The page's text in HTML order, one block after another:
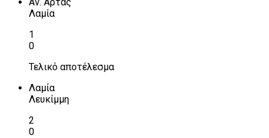
Λαμία
1
0
Τελικό αποτέλεσμα
Λαμία
Λευκίμμη
2
0